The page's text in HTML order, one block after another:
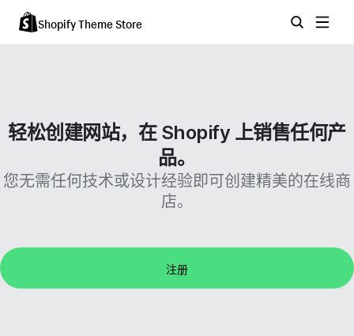
Shopify Theme Store
轻松创建网站，在 Shopify 上销售任何产
品。
您无需任何技术或设计经验即可创建精美的在线商
店。
注册